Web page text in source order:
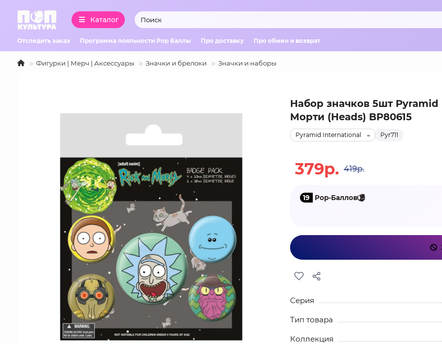
Каталог
Отследить заказ Программа лояльности Pop Баллы Про доставку Про обмен и возврат
Фигурки | Мерч | Аксессуары Значки и брелоки Значки и наборы
Набор значков 5шт Pyramid
Морти (Heads) BP80615
Pyr711
Pyramid International
379р. 419р.
19 Pop-Баллов
Серия
Тип товара
Коллекция